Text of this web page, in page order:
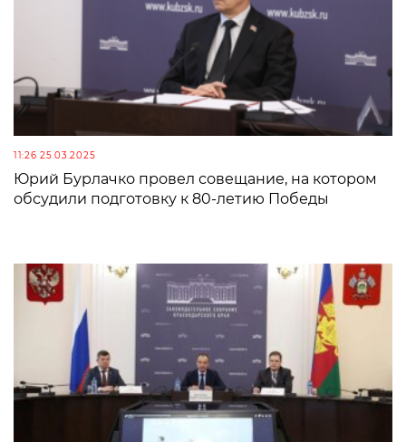
11:26 25.03.2025
Юрий Бурлачко провел совещание, на котором
обсудили подготовку к 80-летию Победы